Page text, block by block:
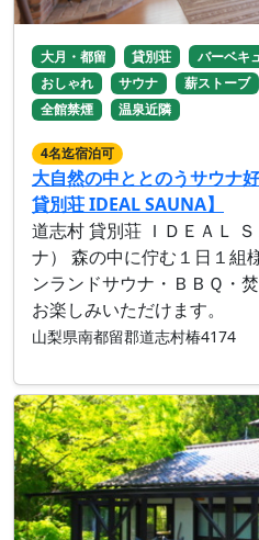
大月・都留 貸別荘 バーベキ
おしゃれ
サウナ 薪ストーブ
全館禁煙
温泉近隣
4名迄宿泊可
大自然の中ととのうサウナ
貸別荘 IDEAL SAUNA】
道志村 貸別荘 ＩＤＥＡＬ
ナ） 森の中に佇む１日１組
ンランドサウナ・ＢＢＱ・
お楽しみいただけます。
山梨県南都留郡道志村椿4174